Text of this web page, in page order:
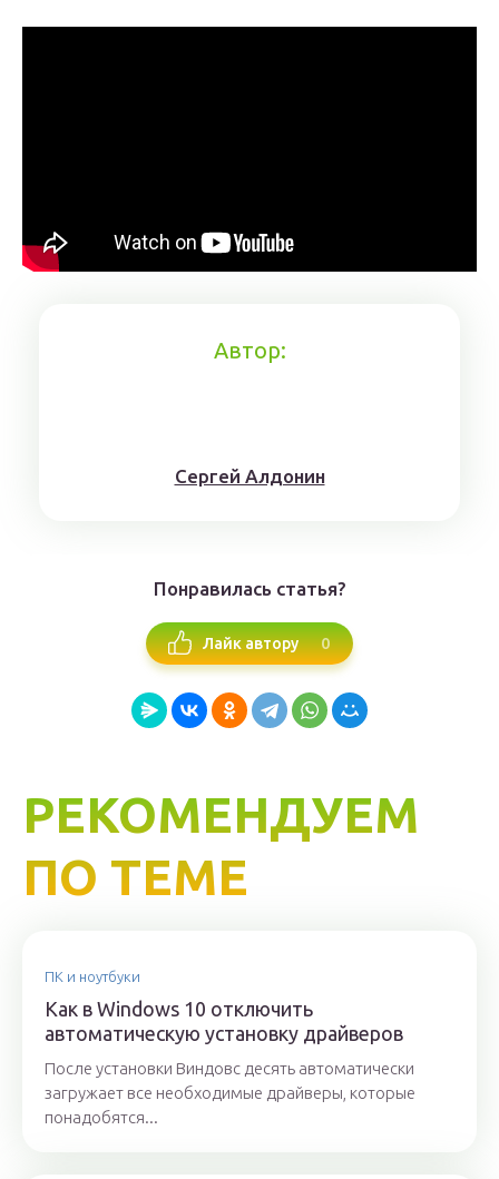
Автор:
Сергей Алдонин
Понравилась статья?
Лайк автору 0
РЕКОМЕНДУЕМ
ПО ТЕМЕ
ПК и ноутбуки
Как в Windows 10 отключить
автоматическую установку драйверов
После установки Виндовс десять автоматически
загружает все необходимые драйверы, которые
понадобятся...